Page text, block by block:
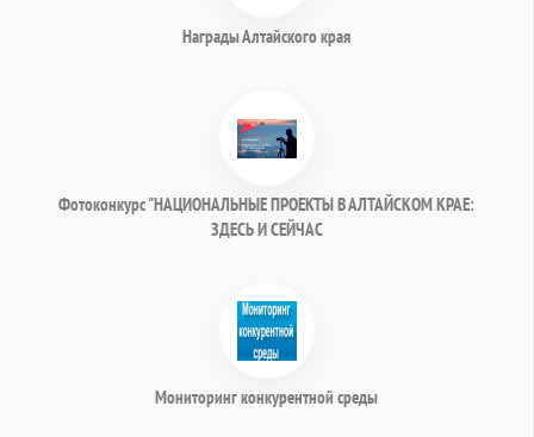
Награды Алтайского края
Фотоконкурс "НАЦИОНАЛЬНЫЕ ПРОЕКТЫ В АЛТАЙСКОМ КРАЕ:
ЗДЕСЬ И СЕЙЧАС
Мониторинг конкурентной среды